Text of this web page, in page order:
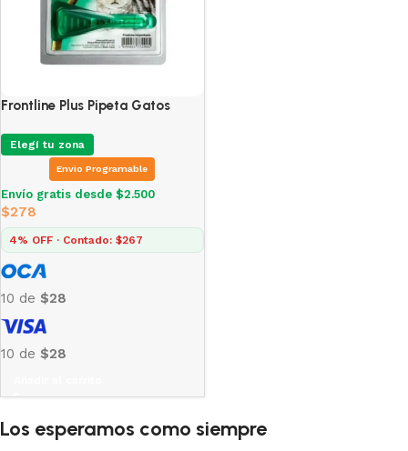
Frontline Plus Pipeta Gatos
Elegí tu zona
Envio Programable
Envío gratis desde $2.500
$278
4% OFF · Contado: $267
10 de $28
10 de $28
Los esperamos como siempre